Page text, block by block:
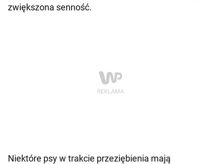
zwiększona senność.
Niektóre psy w trakcie przeziębienia mają